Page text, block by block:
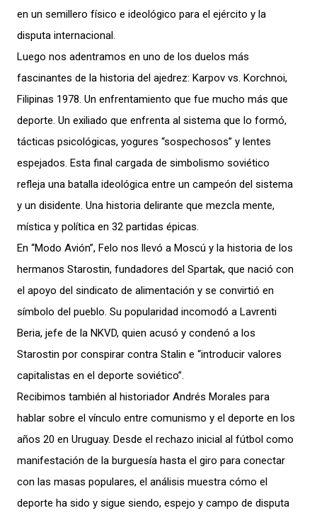
en un semillero físico e ideológico para el ejército y la
disputa internacional.
Luego nos adentramos en uno de los duelos más
fascinantes de la historia del ajedrez: Karpov vs. Korchnoi,
Filipinas 1978. Un enfrentamiento que fue mucho más que
deporte. Un exiliado que enfrenta al sistema que lo formó,
tácticas psicológicas, yogures “sospechosos” y lentes
espejados. Esta final cargada de simbolismo soviético
refleja una batalla ideológica entre un campeón del sistema
y un disidente. Una historia delirante que mezcla mente,
mística y política en 32 partidas épicas.
En “Modo Avión”, Felo nos llevó a Moscú y la historia de los
hermanos Starostin, fundadores del Spartak, que nació con
el apoyo del sindicato de alimentación y se convirtió en
símbolo del pueblo. Su popularidad incomodó a Lavrenti
Beria, jefe de la NKVD, quien acusó y condenó a los
Starostin por conspirar contra Stalin e “introducir valores
capitalistas en el deporte soviético”.
Recibimos también al historiador Andrés Morales para
hablar sobre el vínculo entre comunismo y el deporte en los
años 20 en Uruguay. Desde el rechazo inicial al fútbol como
manifestación de la burguesía hasta el giro para conectar
con las masas populares, el análisis muestra cómo el
deporte ha sido y sigue siendo, espejo y campo de disputa